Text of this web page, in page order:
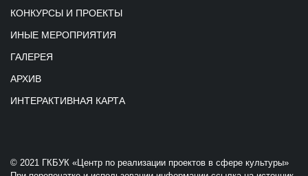
КОНКУРСЫ И ПРОЕКТЫ
ИНЫЕ МЕРОПРИЯТИЯ
ГАЛЕРЕЯ
АРХИВ
ИНТЕРАКТИВНАЯ КАРТА
© 2021 ГКБУК «Центр по реализации проектов в сфере культуры»